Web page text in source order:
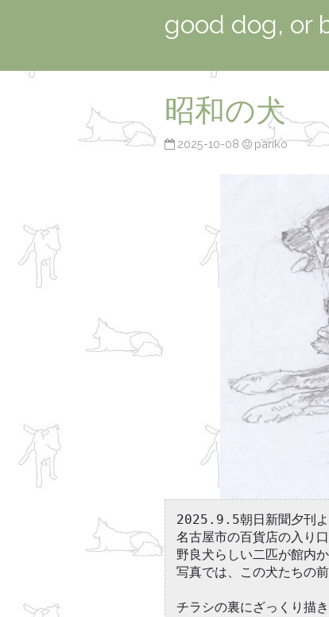
good dog, or
昭和の犬
2025-10-08 pariko
2025.9.5朝日新聞夕刊よ
名古屋市の百貨店の入り口
野良犬らしい二匹が館内
写真では、この犬たちの
チラシの裏にざっくり描き